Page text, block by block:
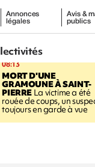
Annonces
légales
Avis &
publics
08:13
MORT D'UNE
GRAMOUNE À SAINT-
PIERRE La victime a été
rouée de coups, un
toujours en garde à vue